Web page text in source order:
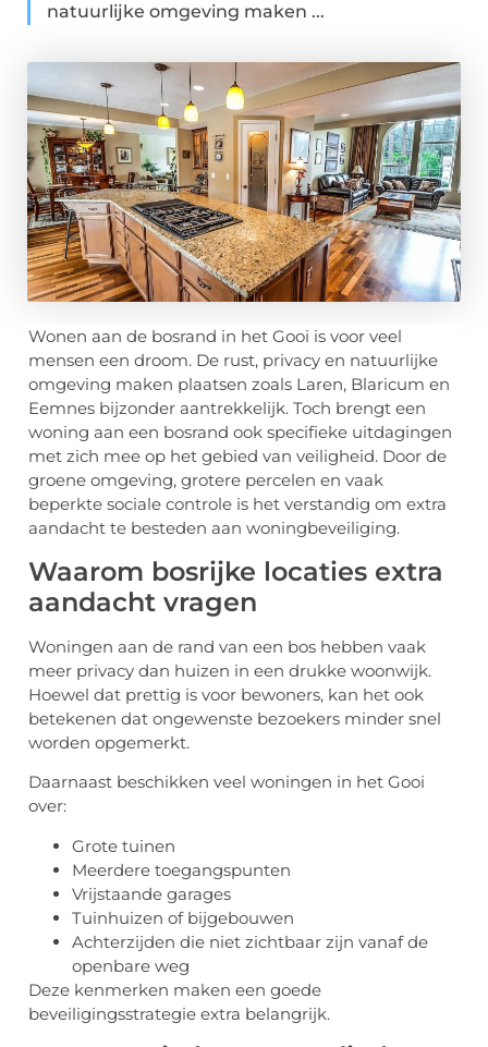
natuurlijke omgeving maken ...
Wonen aan de bosrand in het Gooi is voor veel
mensen een droom. De rust, privacy en natuurlijke
omgeving maken plaatsen zoals Laren, Blaricum en
Eemnes bijzonder aantrekkelijk. Toch brengt een
woning aan een bosrand ook specifieke uitdagingen
met zich mee op het gebied van veiligheid. Door de
groene omgeving, grotere percelen en vaak
beperkte sociale controle is het verstandig om extra
aandacht te besteden aan woningbeveiliging.
Waarom bosrijke locaties extra
aandacht vragen
Woningen aan de rand van een bos hebben vaak
meer privacy dan huizen in een drukke woonwijk.
Hoewel dat prettig is voor bewoners, kan het ook
betekenen dat ongewenste bezoekers minder snel
worden opgemerkt.
Daarnaast beschikken veel woningen in het Gooi
over:
Grote tuinen
Meerdere toegangspunten
Vrijstaande garages
Tuinhuizen of bijgebouwen
Achterzijden die niet zichtbaar zijn vanaf de
openbare weg
Deze kenmerken maken een goede
beveiligingsstrategie extra belangrijk.